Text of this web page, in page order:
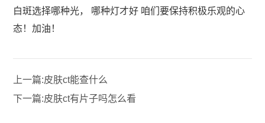
白斑选择哪种光， 哪种灯才好 咱们要保持积极乐观的心
态！加油！
上一篇:皮肤ct能查什么
下一篇:皮肤ct有片子吗怎么看